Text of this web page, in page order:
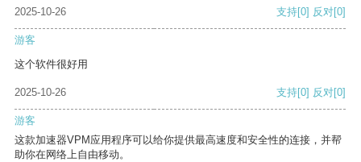
2025-10-26 支持[0] 反对[0]
游客
这个软件很好用
2025-10-26 支持[0] 反对[0]
游客
这款加速器VPM应用程序可以给你提供最高速度和安全性的连接，并帮
助你在网络上自由移动。